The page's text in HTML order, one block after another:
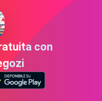
con